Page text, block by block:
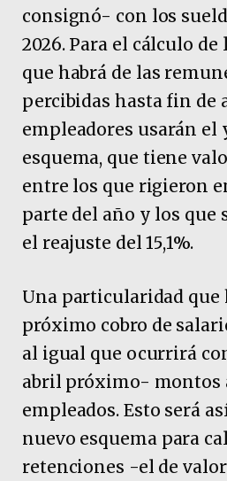
consignó- con los
2026. Para el cálculo
que habrá de las
percibidas hasta fin de
empleadores usarán el
esquema, que tiene
entre los que rigieron
parte del año y los que
el reajuste del 15,1%.
Una particularidad que
próximo cobro de
al igual que ocurrirá
abril próximo- montos
empleados. Esto será
nuevo esquema para
retenciones -el de